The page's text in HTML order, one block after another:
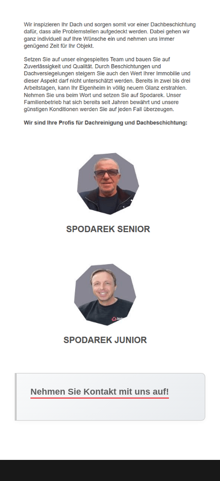
Nehmen Sie Kontakt mit uns auf!